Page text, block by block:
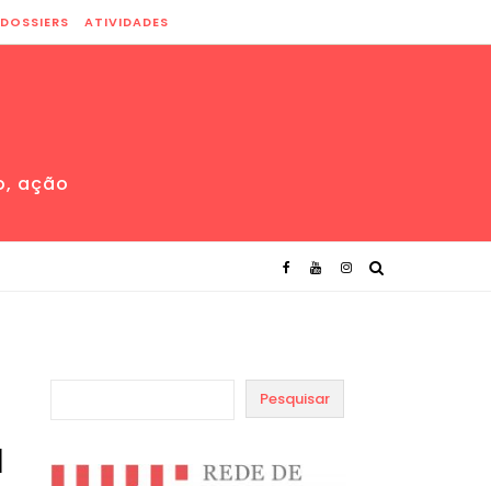
DOSSIERS ATIVIDADES
ação
Pesquisar